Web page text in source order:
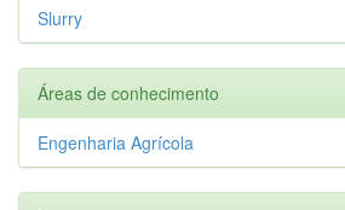
Slurry
Áreas de conhecimento
Engenharia Agrícola